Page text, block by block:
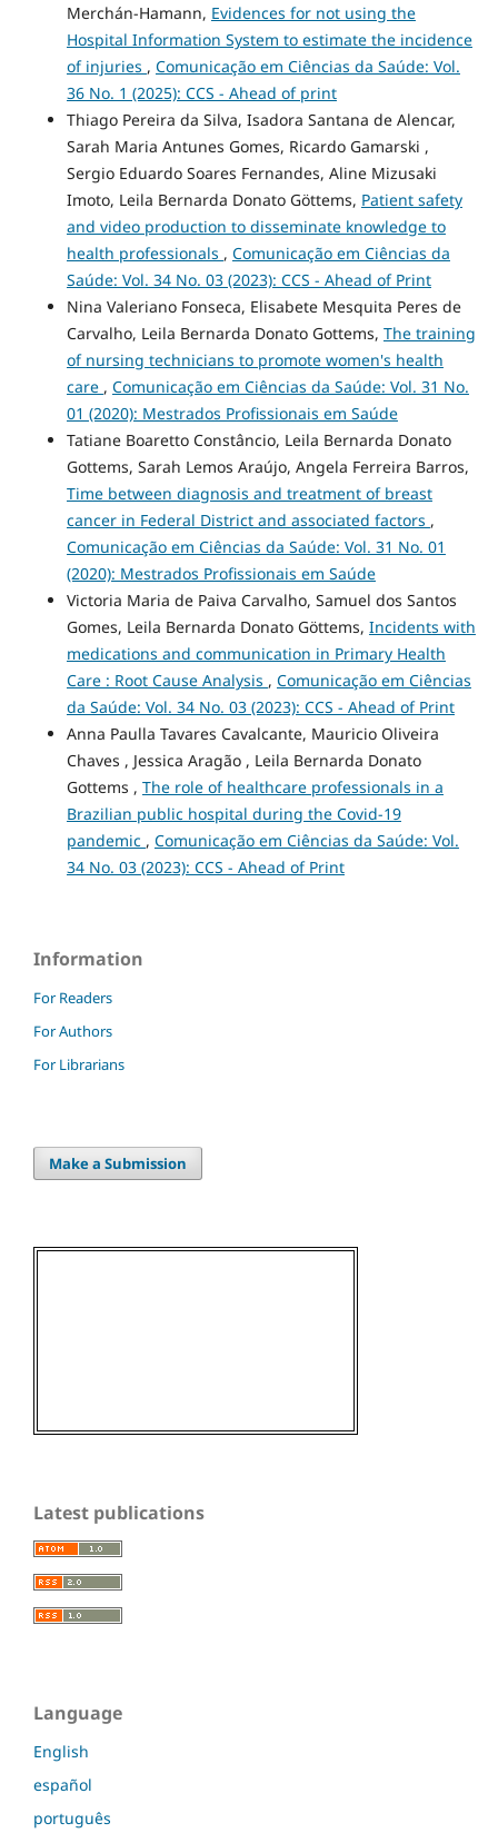
Merchán-Hamann, Evidences for not using the
Hospital Information System to estimate the incidence
of injuries , Comunicação em Ciências da Saúde: Vol.
36 No. 1 (2025): CCS - Ahead of print
Thiago Pereira da Silva, Isadora Santana de Alencar,
Sarah Maria Antunes Gomes, Ricardo Gamarski ,
Sergio Eduardo Soares Fernandes, Aline Mizusaki
Imoto, Leila Bernarda Donato Göttems, Patient safety
and video production to disseminate knowledge to
health professionals , Comunicação em Ciências da
Saúde: Vol. 34 No. 03 (2023): CCS - Ahead of Print
Nina Valeriano Fonseca, Elisabete Mesquita Peres de
Carvalho, Leila Bernarda Donato Gottems, The training
of nursing technicians to promote women's health
care , Comunicação em Ciências da Saúde: Vol. 31 No.
01 (2020): Mestrados Profissionais em Saúde
Tatiane Boaretto Constâncio, Leila Bernarda Donato
Gottems, Sarah Lemos Araújo, Angela Ferreira Barros,
Time between diagnosis and treatment of breast
cancer in Federal District and associated factors ,
Comunicação em Ciências da Saúde: Vol. 31 No. 01
(2020): Mestrados Profissionais em Saúde
Victoria Maria de Paiva Carvalho, Samuel dos Santos
Gomes, Leila Bernarda Donato Göttems, Incidents with
medications and communication in Primary Health
Care : Root Cause Analysis , Comunicação em Ciências
da Saúde: Vol. 34 No. 03 (2023): CCS - Ahead of Print
Anna Paulla Tavares Cavalcante, Mauricio Oliveira
Chaves , Jessica Aragão , Leila Bernarda Donato
Gottems , The role of healthcare professionals in a
Brazilian public hospital during the Covid-19
pandemic , Comunicação em Ciências da Saúde: Vol.
34 No. 03 (2023): CCS - Ahead of Print
Information
For Readers
For Authors
For Librarians
Make a Submission
Latest publications
Language
English
español
português